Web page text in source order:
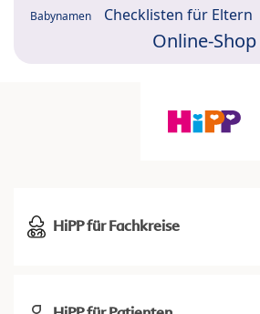
Babynamen Checklisten für Eltern
Online-Shop
HiPP für Fachkreise